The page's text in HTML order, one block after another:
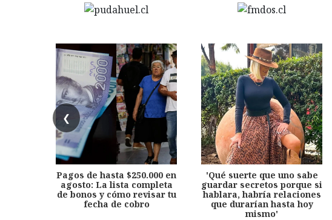
❮
Pagos de hasta $250.000 en
agosto: La lista completa
de bonos y cómo revisar tu
fecha de cobro
'Qué suerte que uno sabe
guardar secretos porque si
hablara, habría relaciones
que durarían hasta hoy
mismo'